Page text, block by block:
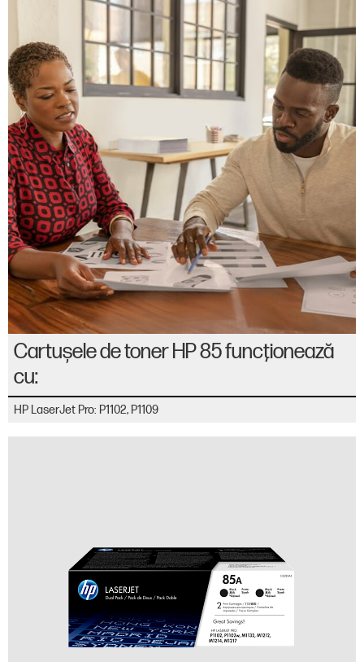
Cartuşele de toner HP 85 funcţionează
cu:
HP LaserJet Pro: P1102, P1109